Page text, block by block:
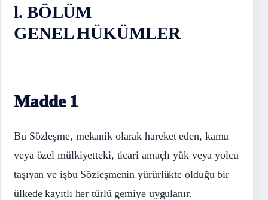
l. BÖLÜM
GENEL HÜKÜMLER
Madde 1
Bu Sözleşme, mekanik olarak hareket eden, kamu
veya özel mülkiyetteki, ticari amaçlı yük veya yolcu
taşıyan ve işbu Sözleşmenin yürürlükte olduğu bir
ülkede kayıtlı her türlü gemiye uygulanır.